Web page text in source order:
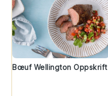
Bœuf Wellington Oppskrift